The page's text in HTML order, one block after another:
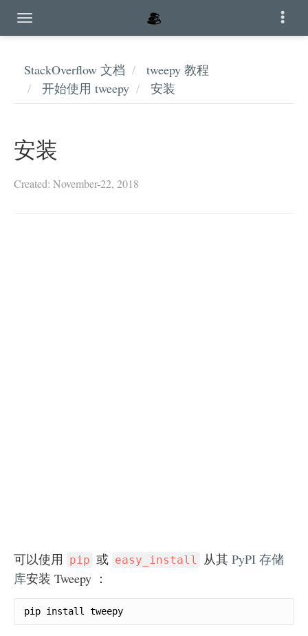
StackOverflow 文档
tweepy 教程
开始使用 tweepy
安装
安装
Created: November-22, 2018
可以使用 pip 或 easy_install 从其 PyPI 存储
库安装 Tweepy ：
pip install tweepy